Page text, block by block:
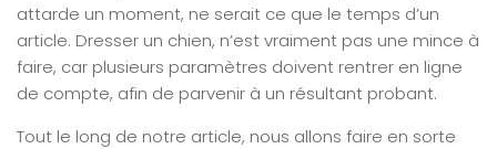
attarde un moment, ne serait ce que le temps d’un
article. Dresser un chien, n’est vraiment pas une mince à
faire, car plusieurs paramètres doivent rentrer en ligne
de compte, afin de parvenir à un résultant probant.
Tout le long de notre article, nous allons faire en sorte